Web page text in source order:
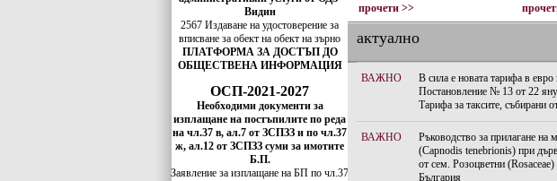
Видин
2567 Издаване на удостоверение за
вписванe за обект на обект на зърно
ПЛАТФОРМА ЗА ДОСТЪП ДО
ОБЩЕСТВЕНА ИНФОРМАЦИЯ
ОСП-2021-2027
Необходими документи за
изплащане на постъпилите по реда
на чл.37 в, ал.7 от ЗСПЗЗ и по чл.37
ж, ал.12 от ЗСПЗЗ суми за имотите
Б.П.
Заявление за изплащане на БП по чл.37
прочети >>
актуално
ВАЖНО
В сила е новата тарифа в евро
Постановление № 13 от 22
Тарифа за таксите, събирани
ВАЖНО
Ръководство за прилагане на
(Capnodis tenebrionis) при
от сем. Розоцветни
България